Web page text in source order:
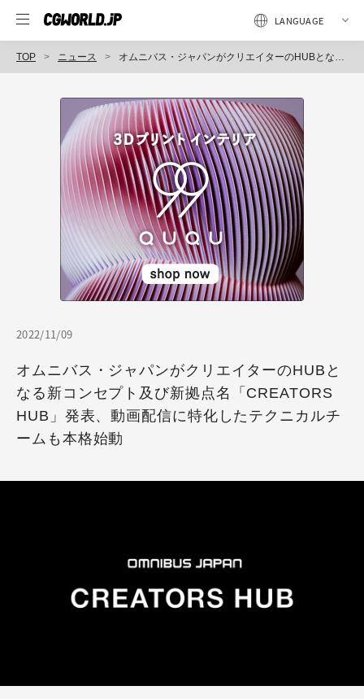
TOP ニュース オムニバス・ジャパンがクリエイターのHUBとなる新コンセプト及び新拠点名「CREATORS HUB」発表、動画配信に特化したテクニカルチームも本格始動
2022/11/09
オムニバス・ジャパンがクリエイターのHUBと
なる新コンセプト及び新拠点名「CREATORS
HUB」発表、動画配信に特化したテクニカルチ
ームも本格始動